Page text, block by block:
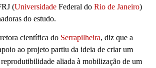
(Universidade Federal do Rio de Janeiro)
do estudo.
científica do Serrapilheira, diz que a
ao projeto partiu da ideia de criar um
aliada à mobilização de um